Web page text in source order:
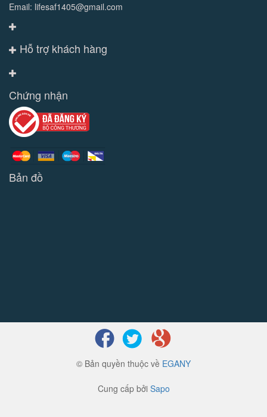
Email: lifesaf1405@gmail.com
Hỗ trợ khách hàng
Chứng nhận
Bản đồ
© Bản quyền thuộc về EGANY
Cung cấp bởi Sapo